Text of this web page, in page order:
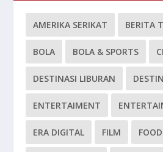
AMERIKA SERIKAT BERITA
BOLA BOLA & SPORTS
DESTINASI LIBURAN
ENTERTAIMENT
ERA DIGITAL FILM FOOD